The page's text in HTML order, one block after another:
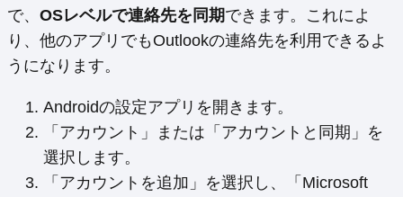
で、 OSレベルで連絡先を同期できます。これによ
り、他のアプリでもOutlookの連絡先を利用できるよ
うになります。
Androidの設定アプリを開きます。
「アカウント」または「アカウントと同期」を
選択します。
「アカウントを追加」を選択し、「Microsoft